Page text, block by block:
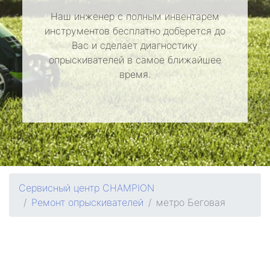
Наш инженер с полным инвентарем
инструментов бесплатно доберется до
Вас и сделает диагностику
опрыскивателей в самое ближайшее
время.
Сервисный центр CHAMPION
Ремонт опрыскивателей
метро Беговая